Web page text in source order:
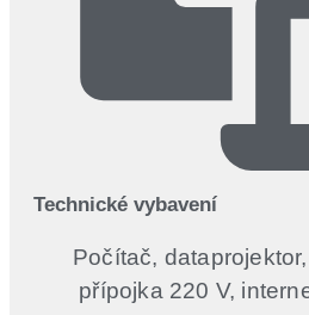
Technické vybavení
Počítač,
přípojka 220 V,